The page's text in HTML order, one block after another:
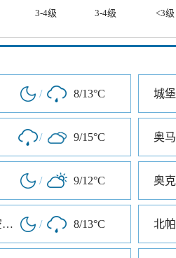
3-4级 3-4级 <3级
/ 8/13°C 城
/ 9/15°C
/ 9/12°C 奥
布伦海姆机场航空气象处 / 8/13°C 北